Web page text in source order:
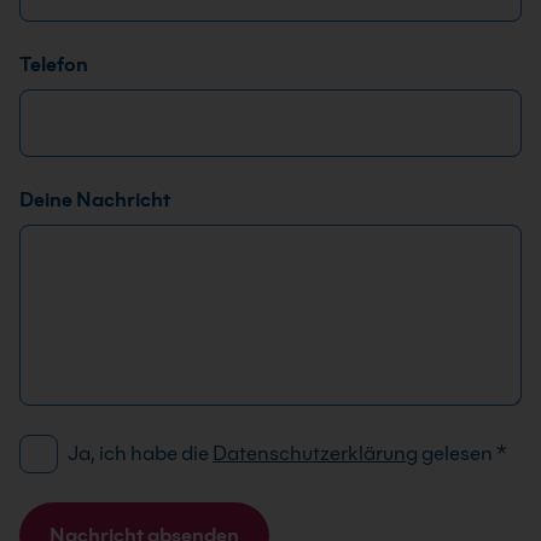
s
e
Telefon
Deine Nachricht
D
S
G
V
Ja, ich habe die Datenschutzerklärung gelesen *
Nachricht absenden